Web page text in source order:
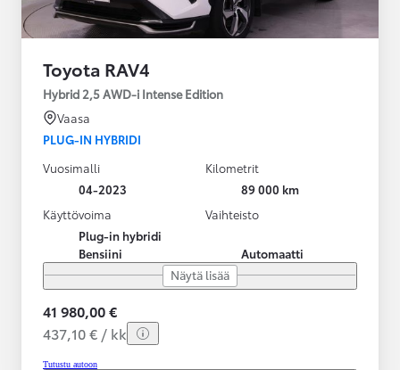
Toyota RAV4
Hybrid 2,5 AWD-i Intense Edition
Vaasa
PLUG-IN HYBRIDI
Vuosimalli
04-2023
Kilometrit
89 000 km
Käyttövoima
Plug-in hybridi
Bensiini
Vaihteisto
Automaatti
Näytä lisää
41 980,00 €
437,10 € / kk
Tutustu autoon